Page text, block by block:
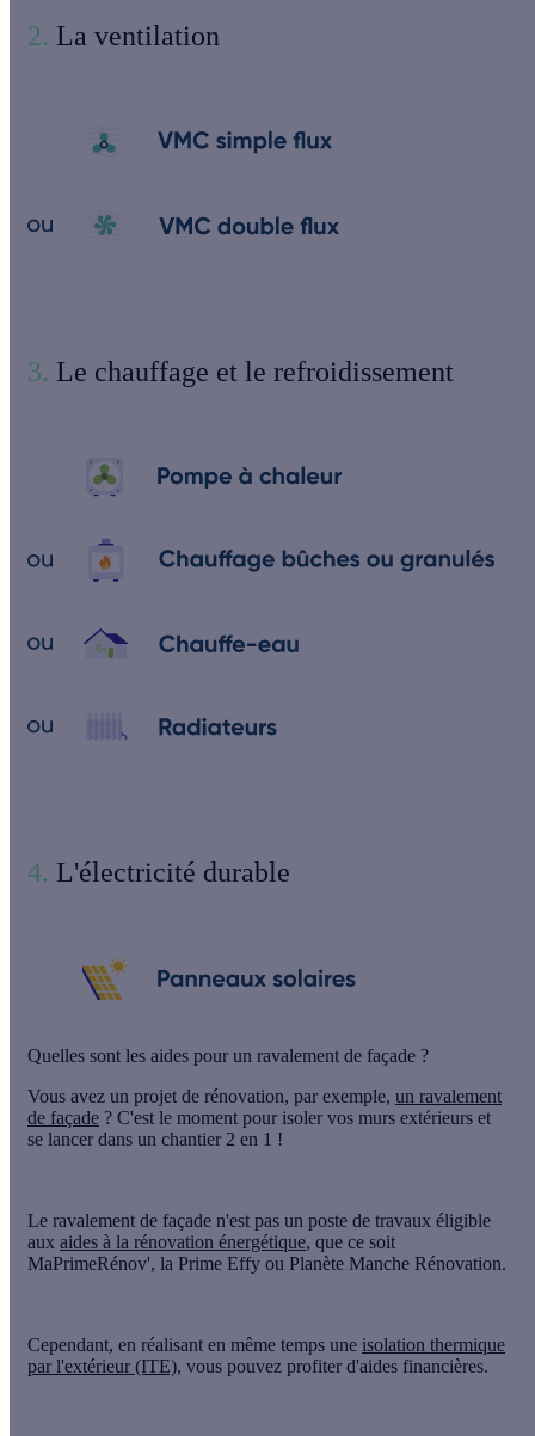
2. La ventilation
3. Le chauffage et le refroidissement
4. L'électricité durable
Quelles sont les aides pour un ravalement de façade ?
Vous avez un projet de rénovation, par exemple, un ravalement
de façade ? C'est le moment pour isoler vos murs extérieurs et
se lancer dans un chantier 2 en 1 !
Le ravalement de façade n'est pas un poste de travaux éligible
aux aides à la rénovation énergétique, que ce soit
MaPrimeRénov', la Prime Effy ou Planète Manche Rénovation.
Cependant, en réalisant en même temps une isolation thermique
par l'extérieur (ITE), vous pouvez profiter d'aides financières.